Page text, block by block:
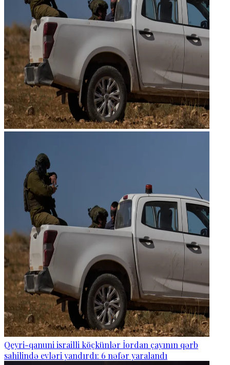
Qeyri-qanuni israilli köçkünlər İordan çayının qərb
sahilində evləri yandırdı: 6 nəfər yaralandı